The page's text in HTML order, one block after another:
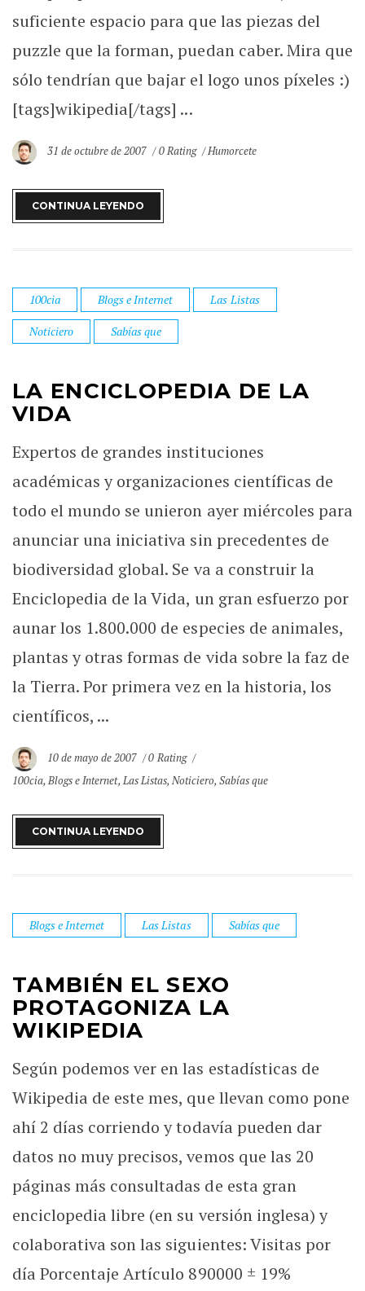
suficiente espacio para que las piezas del
puzzle que la forman, puedan caber. Mira que
sólo tendrían que bajar el logo unos píxeles :)
[tags]wikipedia[/tags] ...
31 de octubre de 2007 0 Rating Humorcete
CONTINUA LEYENDO
100cia Blogs e Internet Las Listas
Noticiero Sabías que
LA ENCICLOPEDIA DE LA
VIDA
Expertos de grandes instituciones
académicas y organizaciones científicas de
todo el mundo se unieron ayer miércoles para
anunciar una iniciativa sin precedentes de
biodiversidad global. Se va a construir la
Enciclopedia de la Vida, un gran esfuerzo por
aunar los 1.800.000 de especies de animales,
plantas y otras formas de vida sobre la faz de
la Tierra. Por primera vez en la historia, los
científicos, ...
10 de mayo de 2007
0 Rating
100cia,Blogs e Internet,Las Listas,Noticiero,Sabías que
CONTINUA LEYENDO
Blogs e Internet Las Listas Sabías que
TAMBIÉN EL SEXO
PROTAGONIZA LA
WIKIPEDIA
Según podemos ver en las estadísticas de
Wikipedia de este mes, que llevan como pone
ahí 2 días corriendo y todavía pueden dar
datos no muy precisos, vemos que las 20
páginas más consultadas de esta gran
enciclopedia libre (en su versión inglesa) y
colaborativa son las siguientes: Visitas por
día Porcentaje Artículo 890000 ± 19%